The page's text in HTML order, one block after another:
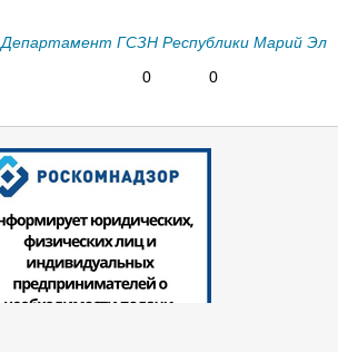
Департамент ГСЗН Республики Марий Эл
0
0